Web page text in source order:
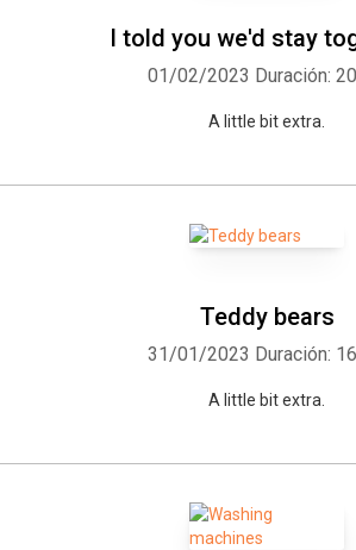
I told you we'd stay
01/02/2023 Duración:
A little bit extra.
Teddy bears
31/01/2023 Duración:
A little bit extra.